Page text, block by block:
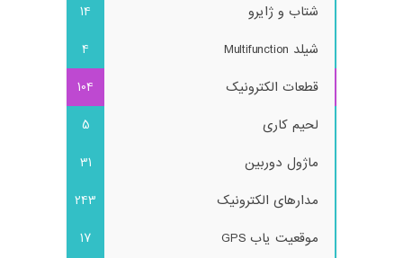
شتاب و ژایرو
14
شیلد Multifunction
4
قطعات الکترونیک
104
لحیم کاری
5
ماژول دوربین
31
مدارهای الکترونیک
243
موقعیت یاب GPS
17